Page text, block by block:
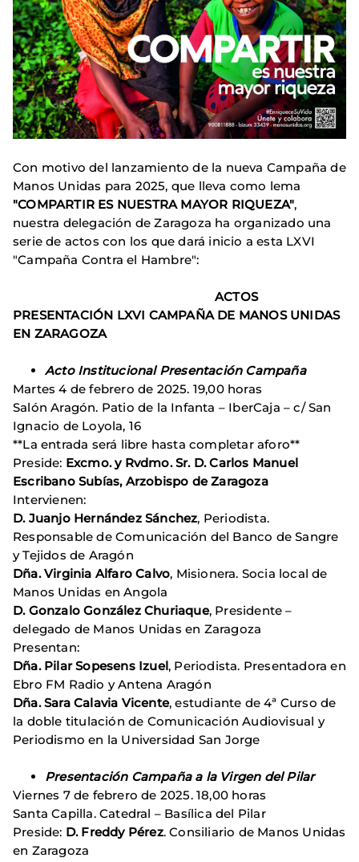
Con motivo del lanzamiento de la nueva Campaña de
Manos Unidas para 2025, que lleva como lema
"COMPARTIR ES NUESTRA MAYOR RIQUEZA",
nuestra delegación de Zaragoza ha organizado una
serie de actos con los que dará inicio a esta LXVI
"Campaña Contra el Hambre":
ACTOS
PRESENTACIÓN LXVI CAMPAÑA DE MANOS UNIDAS
EN ZARAGOZA
Acto Institucional Presentación Campaña
Martes 4 de febrero de 2025. 19,00 horas
Salón Aragón. Patio de la Infanta – IberCaja – c/ San
Ignacio de Loyola, 16
**La entrada será libre hasta completar aforo**
Preside: Excmo. y Rvdmo. Sr. D. Carlos Manuel
Escribano Subías, Arzobispo de Zaragoza
Intervienen:
D. Juanjo Hernández Sánchez, Periodista.
Responsable de Comunicación del Banco de Sangre
y Tejidos de Aragón
Dña. Virginia Alfaro Calvo, Misionera. Socia local de
Manos Unidas en Angola
D. Gonzalo González Churiaque, Presidente –
delegado de Manos Unidas en Zaragoza
Presentan:
Dña. Pilar Sopesens Izuel, Periodista. Presentadora en
Ebro FM Radio y Antena Aragón
Dña. Sara Calavia Vicente, estudiante de 4ª Curso de
la doble titulación de Comunicación Audiovisual y
Periodismo en la Universidad San Jorge
Presentación Campaña a la Virgen del Pilar
Viernes 7 de febrero de 2025. 18,00 horas
Santa Capilla. Catedral – Basílica del Pilar
Preside: D. Freddy Pérez. Consiliario de Manos Unidas
en Zaragoza